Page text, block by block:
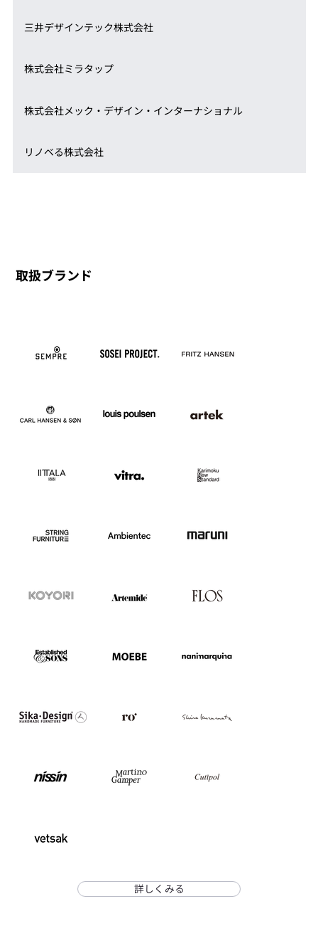
三井デザインテック株式会社
株式会社ミラタップ
株式会社メック・デザイン・インターナショナル
リノベる株式会社
取扱ブランド
詳しくみる